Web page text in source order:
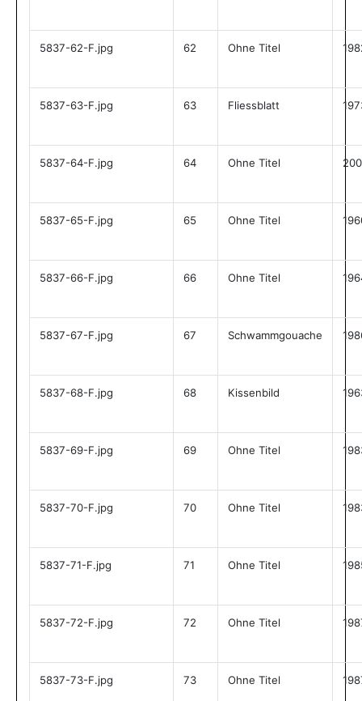
5837-62-F.jpg 62 Ohne Titel
5837-63-F.jpg 63 Fliessblatt
5837-64-F.jpg 64 Ohne Titel
5837-65-F.jpg 65 Ohne Titel
5837-66-F.jpg 66 Ohne Titel
5837-67-F.jpg 67 Schwammgouache
5837-68-F.jpg 68 Kissenbild
5837-69-F.jpg 69 Ohne Titel
5837-70-F.jpg 70 Ohne Titel
5837-71-F.jpg 71 Ohne Titel
5837-72-F.jpg 72 Ohne Titel
5837-73-F.jpg 73 Ohne Titel